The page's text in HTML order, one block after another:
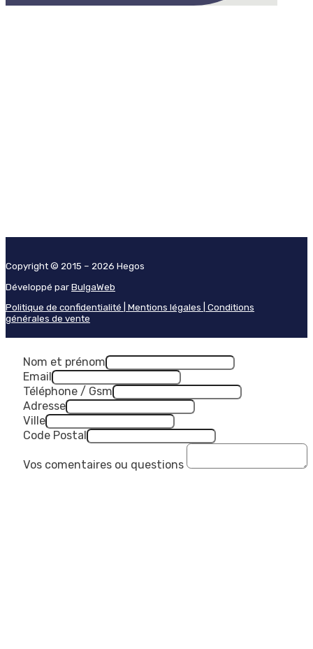
Copyright © 2015 – 2026 Hegos
Développé parBulgaWeb
Politique de confidentialité | Mentions légales | Conditions
générales de vente
Nom et prénom
Email
Téléphone / Gsm
Adresse
Ville
Code Postal
Vos comentaires ou questions